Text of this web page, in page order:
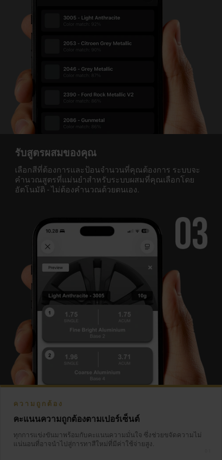
รับสูตรผสมของคุณ
เลือกสีที่ต้องการและป้อนจำนวนที่คุณต้องการ ระบบจะ
คำนวณสูตรที่แม่นยำสำหรับระบบผสมที่คุณเลือกโดย
อัตโนมัติ - ไม่ต้องคำนวณด้วยตนเอง.
ความถูกต้อง
คะแนนความถูกต้องตามเปอร์เซ็นต์
ทุกการแข่งขันมาพร้อมกับคะแนนความมั่นใจ ซึ่งช่วยขจัดความไม่
แน่นอนที่อาจนำไปสู่การทาสีใหม่ที่มีค่าใช้จ่ายสูง.